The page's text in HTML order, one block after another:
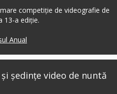
competiție de videografie de
13-a ediție.
Anual
ședințe video de nuntă